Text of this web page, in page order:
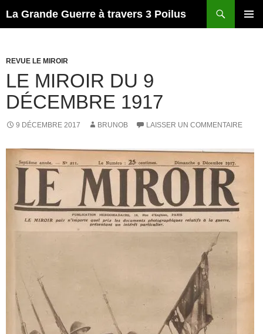
La Grande Guerre à travers 3 Poilus
REVUE LE MIROIR
LE MIROIR DU 9
DÉCEMBRE 1917
9 DÉCEMBRE 2017 BRUNOB LAISSER UN COMMENTAIRE